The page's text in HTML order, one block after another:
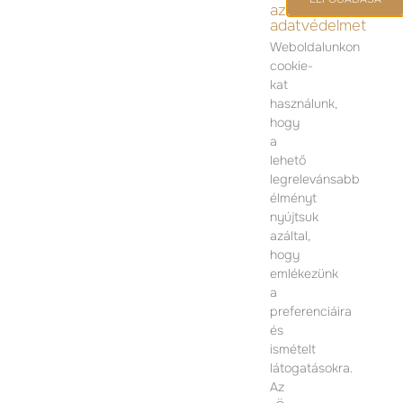
TOVÁBBI INFORMÁCIÓÉRT KÉRJÜK VEGYE FEL
VELÜNK A KAPCSOLATOT
az
adatvédelmet
Weboldalunkon
cookie-
kat
használunk,
hogy
a
lehető
legrelevánsabb
élményt
nyújtsuk
azáltal,
hogy
emlékezünk
a
preferenciáira
és
ismételt
látogatásokra.
Az